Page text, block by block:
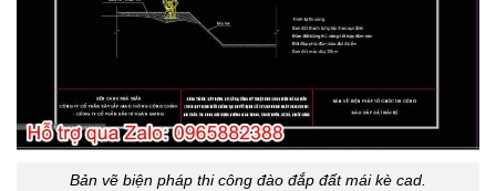
Bản vẽ biện pháp thi công đào đắp đất mái kè cad.